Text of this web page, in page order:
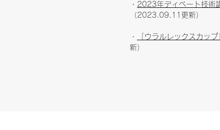
・ 2023年ディベート技術
（2023.09.11更新）
・
「ウラルレックスカッ
新）